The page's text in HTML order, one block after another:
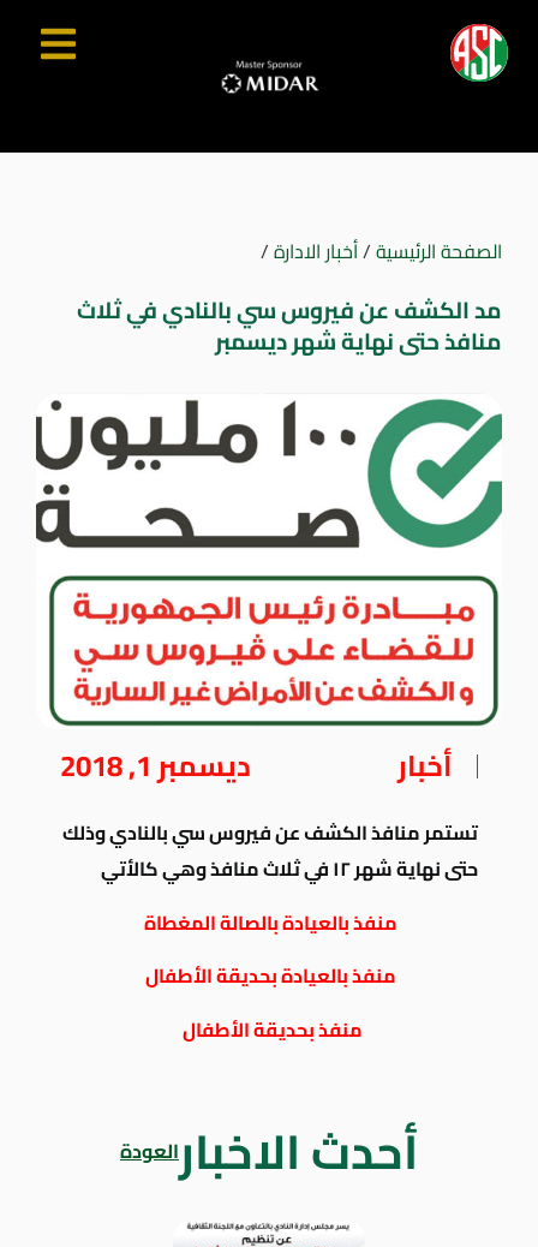
الصفحة الرئيسية/أخبار الادارة/
مد الكشف عن فيروس سي بالنادي في ثلاث
منافذ حتى نهاية شهر ديسمبر
أخبار ديسمبر 1, 2018
تستمر منافذ الكشف عن فيروس سي بالنادي وذلك
حتى نهاية شهر ١٢ في ثلاث منافذ
وهي كالأتي
منفذ بالعيادة بالصالة المغطاة
منفذ بالعيادة بحديقة الأطفال
منفذ بحديقة الأطفال
أحدث الاخبارالعودة